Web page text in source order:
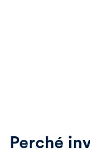
Perché